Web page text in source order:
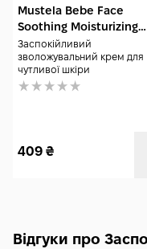
Mustela Bebe Face
Soothing Moisturizing
Cream 40 мл
Заспокійливий
зволожувальний крем для
чутливої шкіри
409 ₴
Відгуки про